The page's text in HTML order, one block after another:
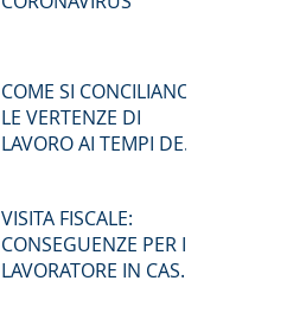
COME SI CONCILIANO
LE VERTENZE DI
LAVORO AI TEMPI DEL
VISITA FISCALE:
CONSEGUENZE PER IL
LAVORATORE IN CASO